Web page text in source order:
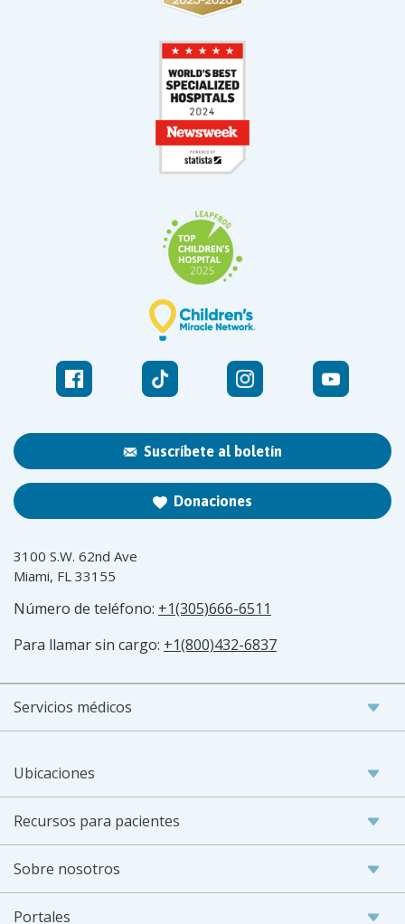
Suscríbete al boletín
Donaciones
3100 S.W. 62nd Ave
Miami, FL 33155
Número de teléfono: +1(305)666-6511
Para llamar sin cargo: +1(800)432-6837
Servicios médicos
Ubicaciones
Recursos para pacientes
Sobre nosotros
Portales